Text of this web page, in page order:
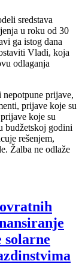
sredstava
u roku od 30
ga istog dana
Vladi, koja
odlaganja
prijave,
prijave koje su
koje su
budžetskoj godini
rešenjem,
Žalba ne odlaže